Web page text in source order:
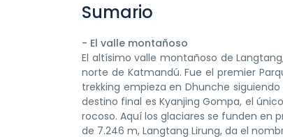
Sumario
- El valle montañoso
El altísimo valle montañoso de
norte de Katmandú. Fue el premier
trekking empieza en Dhunche
destino final es Kyanjing Gompa, el
rocoso. Aquí los glaciares se funden en
de 7.246 m, Langtang Lirung, da el